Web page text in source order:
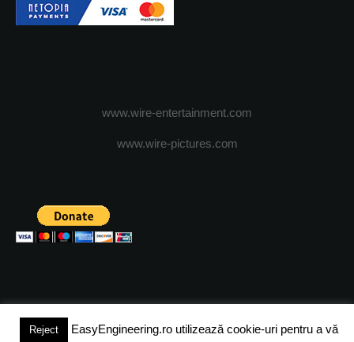
www.wire-entertainment.com
www.wire-pictures.com
(c) 2024 - FineEngineeringMagazine. All rights reserved.
Reject EasyEngineering.ro utilizează cookie-uri pentru a vă